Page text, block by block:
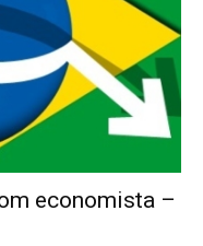
economista –